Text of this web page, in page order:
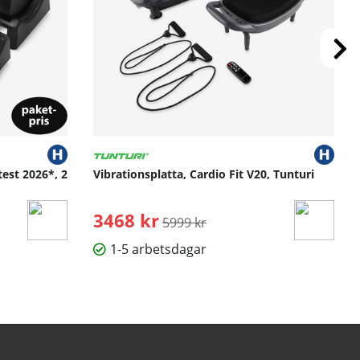
2026*, 2 Vibrationsplatta, Cardio Fit V20, Tunturi
3468 kr Ordinarie pris:
5999 kr
1-5 arbetsdagar